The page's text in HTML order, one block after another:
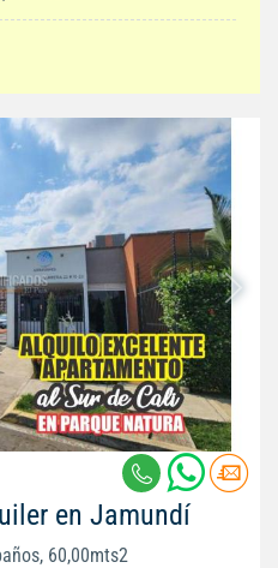
en Jamundí
60,00mts2